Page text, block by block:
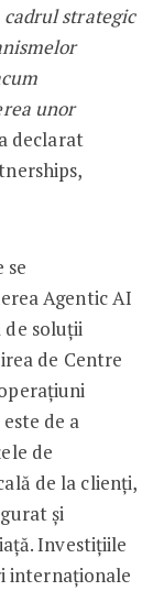
strategic
unor
a declarat
se
Agentic AI
soluții
de Centre
de a
de
de la clienți,
și
Investițiile
internaționale